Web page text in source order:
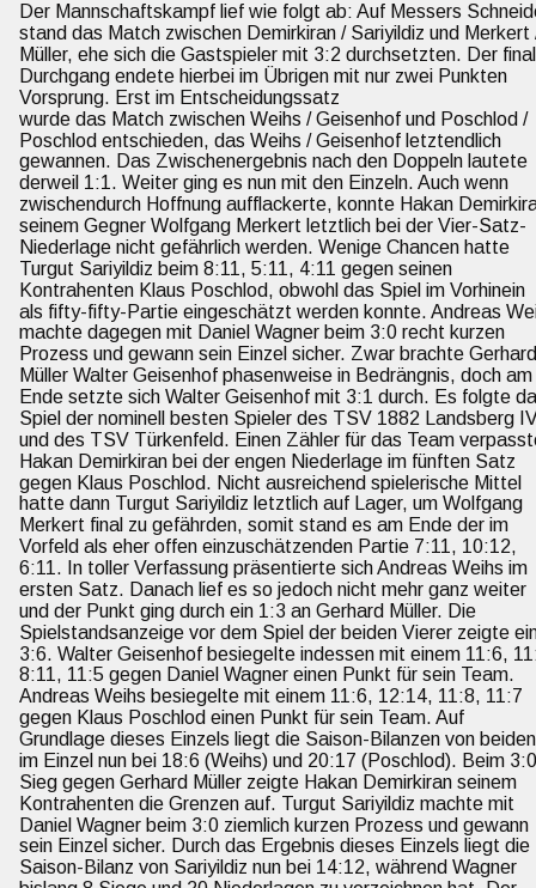
Der Mannschaftskampf lief wie folgt ab: Auf Messers
stand das Match zwischen Demirkiran / Sariyildiz und
Müller, ehe sich die Gastspieler mit 3:2 durchsetzten. Der
Durchgang endete hierbei im Übrigen mit nur zwei Punkten
Vorsprung. Erst im Entscheidungssatz
wurde das Match zwischen Weihs / Geisenhof und Poschlod /
Poschlod entschieden, das Weihs / Geisenhof letztendlich
gewannen. Das Zwischenergebnis nach den Doppeln lautete
derweil 1:1. Weiter ging es nun mit den Einzeln. Auch wenn
zwischendurch Hoffnung aufflackerte, konnte Hakan
seinem Gegner Wolfgang Merkert letztlich bei der Vier-Satz-
Niederlage nicht gefährlich werden. Wenige Chancen hatte
Turgut Sariyildiz beim 8:11, 5:11, 4:11 gegen seinen
Kontrahenten Klaus Poschlod, obwohl das Spiel im Vorhinein
als fifty-fifty-Partie eingeschätzt werden konnte. Andreas
machte dagegen mit Daniel Wagner beim 3:0 recht kurzen
Prozess und gewann sein Einzel sicher. Zwar brachte
Müller Walter Geisenhof phasenweise in Bedrängnis, doch am
Ende setzte sich Walter Geisenhof mit 3:1 durch. Es folgte
Spiel der nominell besten Spieler des TSV 1882 Landsberg
und des TSV Türkenfeld. Einen Zähler für das Team
Hakan Demirkiran bei der engen Niederlage im fünften Satz
gegen Klaus Poschlod. Nicht ausreichend spielerische Mittel
hatte dann Turgut Sariyildiz letztlich auf Lager, um Wolfgang
Merkert final zu gefährden, somit stand es am Ende der im
Vorfeld als eher offen einzuschätzenden Partie 7:11, 10:12,
6:11. In toller Verfassung präsentierte sich Andreas Weihs im
ersten Satz. Danach lief es so jedoch nicht mehr ganz weiter
und der Punkt ging durch ein 1:3 an Gerhard Müller. Die
Spielstandsanzeige vor dem Spiel der beiden Vierer zeigte
3:6. Walter Geisenhof besiegelte indessen mit einem 11:6,
8:11, 11:5 gegen Daniel Wagner einen Punkt für sein Team.
Andreas Weihs besiegelte mit einem 11:6, 12:14, 11:8, 11:7
gegen Klaus Poschlod einen Punkt für sein Team. Auf
Grundlage dieses Einzels liegt die Saison-Bilanzen von
im Einzel nun bei 18:6 (Weihs) und 20:17 (Poschlod). Beim
Sieg gegen Gerhard Müller zeigte Hakan Demirkiran seinem
Kontrahenten die Grenzen auf. Turgut Sariyildiz machte mit
Daniel Wagner beim 3:0 ziemlich kurzen Prozess und gewann
sein Einzel sicher. Durch das Ergebnis dieses Einzels liegt die
Saison-Bilanz von Sariyildiz nun bei 14:12, während Wagner